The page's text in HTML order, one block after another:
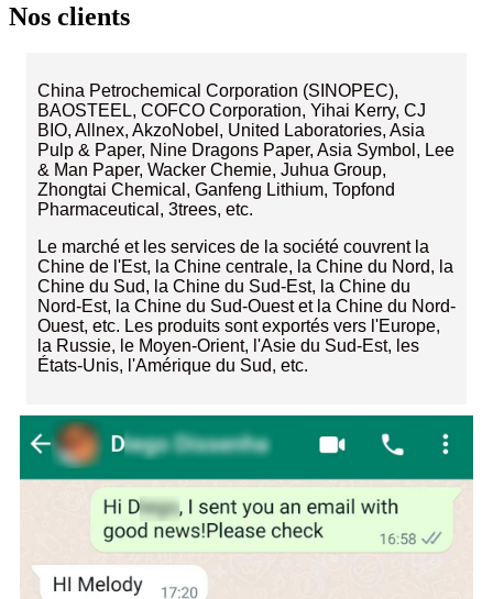
Nos clients
China Petrochemical Corporation (SINOPEC),
BAOSTEEL, COFCO Corporation, Yihai Kerry, CJ
BIO, Allnex, AkzoNobel, United Laboratories, Asia
Pulp & Paper, Nine Dragons Paper, Asia Symbol, Lee
& Man Paper, Wacker Chemie, Juhua Group,
Zhongtai Chemical, Ganfeng Lithium, Topfond
Pharmaceutical, 3trees, etc.
Le marché et les services de la société couvrent la
Chine de l'Est, la Chine centrale, la Chine du Nord, la
Chine du Sud, la Chine du Sud-Est, la Chine du
Nord-Est, la Chine du Sud-Ouest et la Chine du Nord-
Ouest, etc. Les produits sont exportés vers l'Europe,
la Russie, le Moyen-Orient, l'Asie du Sud-Est, les
États-Unis, l'Amérique du Sud, etc.